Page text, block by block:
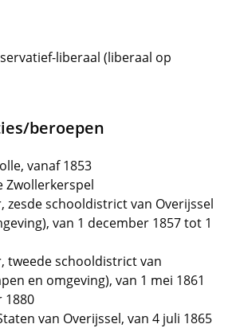
liberaal (liberaal op
beroepen
vanaf 1853
Zwollerkerspel
zesde schooldistrict van Overijssel
van 1 december 1857 tot 1
tweede schooldistrict van
en omgeving), van 1 mei 1861
1880
van Overijssel, van 4 juli 1865